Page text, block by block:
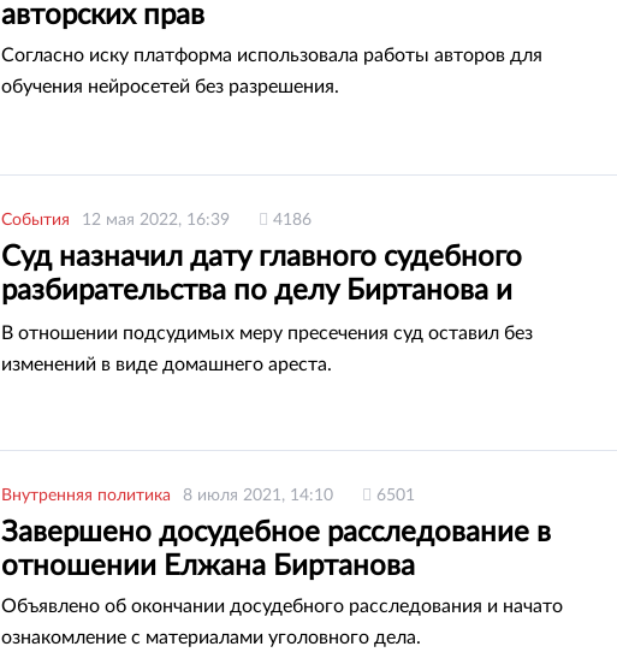
авторских прав
Согласно иску платформа использовала работы авторов для
обучения нейросетей без разрешения.
События 12 мая 2022, 16:39 4186
Суд назначил дату главного судебного
разбирательства по делу Биртанова и
Абишева
В отношении подсудимых меру пресечения суд оставил без
изменений в виде домашнего ареста.
Внутренняя политика 8 июля 2021, 14:10 6501
Завершено досудебное расследование в
отношении Елжана Биртанова
Объявлено об окончании досудебного расследования и начато
ознакомление с материалами уголовного дела.